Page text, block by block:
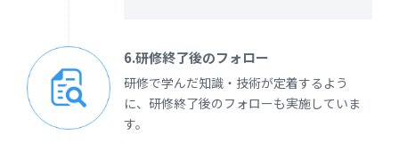
6.研修終了後のフォロー
研修で学んだ知識・技術が定着するよう
に、研修終了後のフォローも実施していま
す。